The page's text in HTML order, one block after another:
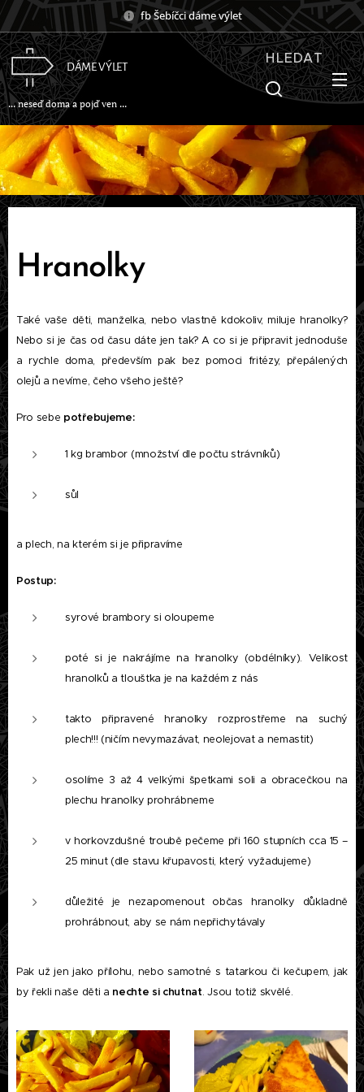
fb Šebíčci dáme výlet
DÁME VÝLET
... neseď doma a pojď ven ...
HLEDAT
Hranolky
Také vaše děti, manželka, nebo vlastně kdokoliv, miluje hranolky?
Nebo si je čas od času dáte jen tak? A co si je připravit jednoduše
a rychle doma, především pak bez pomoci fritézy, přepálených
olejů a nevíme, čeho všeho ještě?
Pro sebe potřebujeme:
1 kg brambor (množství dle počtu strávníků)
sůl
a plech, na kterém si je připravíme
Postup:
syrové brambory si oloupeme
poté si je nakrájíme na hranolky (obdélníky). Velikost
hranolků a tloušťka je na každém z nás
takto připravené hranolky rozprostřeme na suchý
plech!!! (ničím nevymazávat, neolejovat a nemastit)
osolíme 3 až 4 velkými špetkami soli a obracečkou na
plechu hranolky prohrábneme
v horkovzdušné troubě pečeme při 160 stupních cca 15 –
25 minut (dle stavu křupavosti, který vyžadujeme)
důležité je nezapomenout občas hranolky důkladně
prohrábnout, aby se nám nepřichytávaly
Pak už jen jako přílohu, nebo samotné s tatarkou či kečupem, jak
by řekli naše děti a nechte si chutnat. Jsou totiž skvělé.